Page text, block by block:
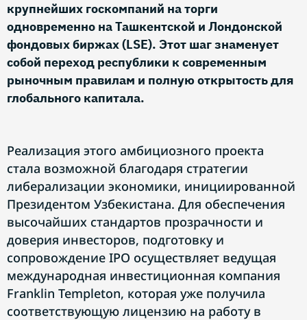
крупнейших госкомпаний на торги
одновременно на Ташкентской и Лондонской
фондовых биржах (LSE). Этот шаг знаменует
собой переход республики к современным
рыночным правилам и полную открытость для
глобального капитала.
Реализация этого амбициозного проекта
стала возможной благодаря стратегии
либерализации экономики, инициированной
Президентом Узбекистана. Для обеспечения
высочайших стандартов прозрачности и
доверия инвесторов, подготовку и
сопровождение IPO осуществляет ведущая
международная инвестиционная компания
Franklin Templeton, которая уже получила
соответствующую лицензию на работу в